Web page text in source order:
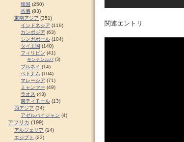
関連エントリ
韓国 (250)
香港 (83)
東南アジア (351)
インドネシア (119)
カンボジア (63)
シンガポール (104)
タイ王国 (140)
フィリピン (41)
モンテンルパ (3)
ブルネイ (14)
ベトナム (104)
マレーシア (71)
ミャンマー (49)
ラオス (43)
東ティモール (13)
西アジア (34)
アゼルバイジャン (4)
アフリカ (199)
アルジェリア (14)
エジプト (23)